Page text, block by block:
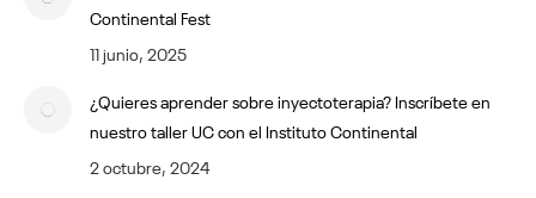
Continental Fest
11 junio, 2025
¿Quieres aprender sobre inyectoterapia? Inscríbete en
nuestro taller UC con el Instituto Continental
2 octubre, 2024